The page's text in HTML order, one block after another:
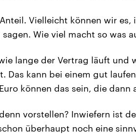
Vielleicht können wir es,
Wie viel macht so was
lange der Vertrag läuft und
Das kann bei einem gut
können das sein, die dann
vorstellen? Inwiefern ist
überhaupt noch eine